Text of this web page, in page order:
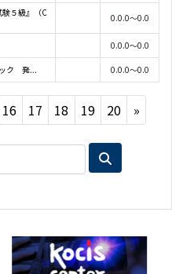
験５級』（C
0.0.0～0.0
0.0.0～0.0
ック 発... 0.0.0～0.0
16 17 18 19 20 »Next